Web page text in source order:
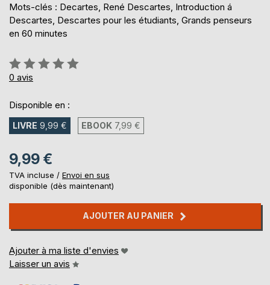
Mots-clés : Decartes, René Descartes, Introduction á
Descartes, Descartes pour les étudiants, Grands penseurs
en 60 minutes
Évaluation:
0%
0 avis
Disponible en :
LIVRE 9,99 € EBOOK 7,99 €
9,99 €
TVA incluse / Envoi en sus
disponible (dès maintenant)
AJOUTER AU PANIER
Ajouter à ma liste d'envies
Laisser un avis